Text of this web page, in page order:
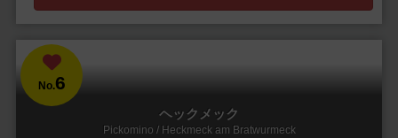
No.6
ヘックメック
Pickomino / Heckmeck am Bratwurmeck